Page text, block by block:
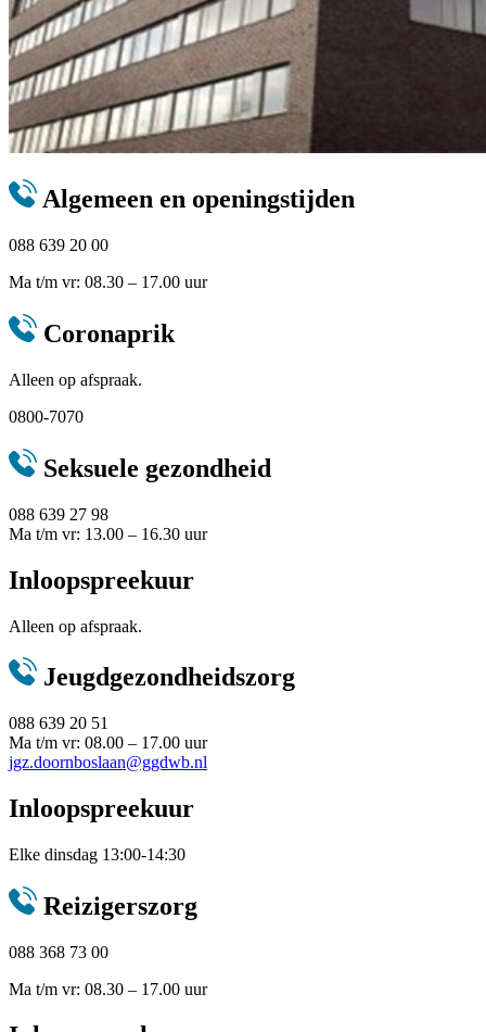
Algemeen en openingstijden
088 639 20 00
Ma t/m vr: 08.30 – 17.00 uur
Coronaprik
Alleen op afspraak.
0800-7070
Seksuele gezondheid
088 639 27 98
Ma t/m vr: 13.00 – 16.30 uur
Inloopspreekuur
Alleen op afspraak.
Jeugdgezondheidszorg
088 639 20 51
Ma t/m vr: 08.00 – 17.00 uur
jgz.doornboslaan@ggdwb.nl
Inloopspreekuur
Elke dinsdag 13:00-14:30
Reizigerszorg
088 368 73 00
Ma t/m vr: 08.30 – 17.00 uur